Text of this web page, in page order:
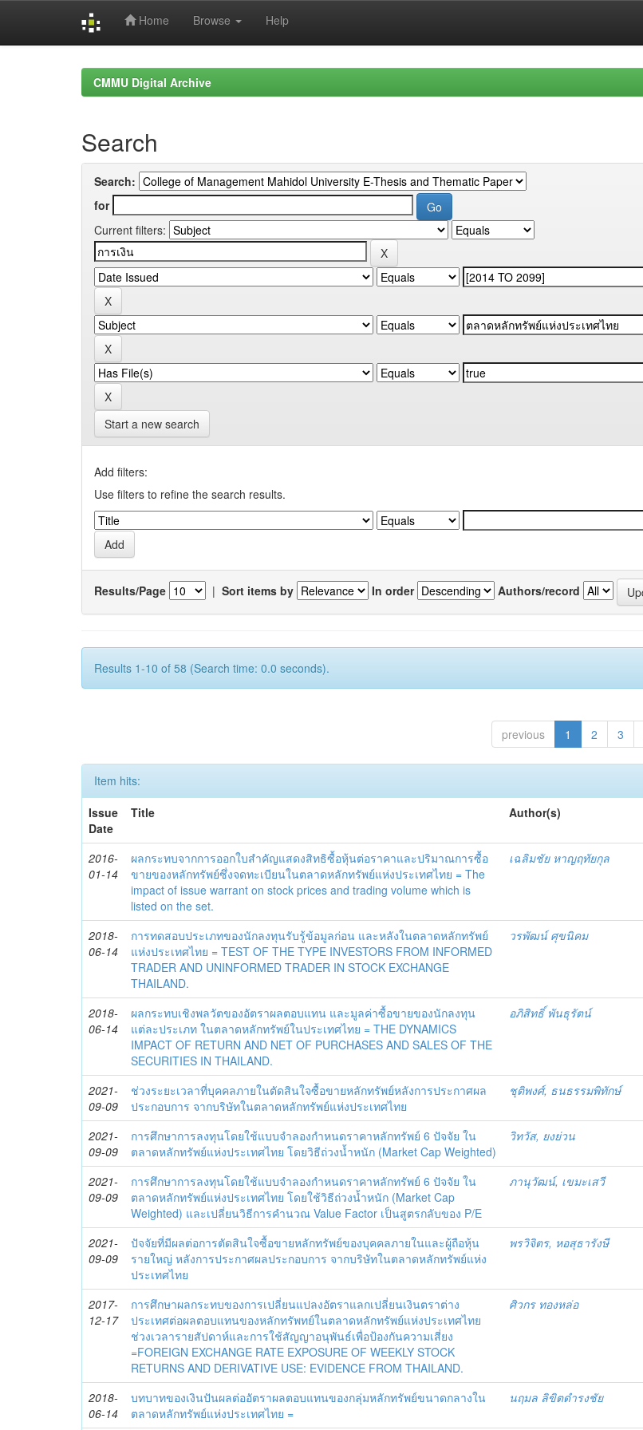
Home Browse Help
CMMU Digital Archive
Search
Search:
for
Current filters:
Start a new search
Add filters:
Use filters to refine the search results.
Results/Page | Sort items by In order Authors/record
Results 1-10 of 58 (Search time: 0.0 seconds).
previous 1 2 3
Item hits:
Issue
Date
Title Author(s)
2016-
01-14
ผลกระทบจากการออกใบสำคัญแสดงสิทธิซื้อหุ้นต่อราคาและปริมาณการซื้อ
ขายของหลักทรัพย์ซึ่งจดทะเบียนในตลาดหลักทรัพย์แห่งประเทศไทย = The
impact of issue warrant on stock prices and trading volume which is
listed on the set.
เฉลิมชัย หาญฤทัยกุล
2018-
06-14
การทดสอบประเภทของนักลงทุนรับรู้ข้อมูลก่อน และหลังในตลาดหลักทรัพย์
แห่งประเทศไทย = TEST OF THE TYPE INVESTORS FROM INFORMED
TRADER AND UNINFORMED TRADER IN STOCK EXCHANGE
THAILAND.
วรพัฒน์ ศุขนิคม
2018-
06-14
ผลกระทบเชิงพลวัตของอัตราผลตอบแทน และมูลค่าซื้อขายของนักลงทุน
แต่ละประเภท ในตลาดหลักทรัพย์ในประเทศไทย = THE DYNAMICS
IMPACT OF RETURN AND NET OF PURCHASES AND SALES OF THE
SECURITIES IN THAILAND.
อภิสิทธิ์ พันธุรัตน์
2021-
09-09
ช่วงระยะเวลาที่บุคคลภายในตัดสินใจซื้อขายหลักทรัพย์หลังการประกาศผล
ประกอบการ จากบริษัทในตลาดหลักทรัพย์แห่งประเทศไทย
ชุติพงศ์, ธนธรรมพิทักษ์
2021-
09-09
การศึกษาการลงทุนโดยใช้แบบจำลองกำหนดราคาหลักทรัพย์ 6 ปัจจัย ใน
ตลาดหลักทรัพย์แห่งประเทศไทย โดยวิธีถ่วงน้ำหนัก (Market Cap Weighted)
วิทวัส, ยงย่วน
2021-
09-09
การศึกษาการลงทุนโดยใช้แบบจำลองกำหนดราคาหลักทรัพย์ 6 ปัจจัย ใน
ตลาดหลักทรัพย์แห่งประเทศไทย โดยใช้วิธีถ่วงน้ำหนัก (Market Cap
Weighted) และเปลี่ยนวิธีการคำนวณ Value Factor เป็นสูตรกลับของ P/E
ภานุวัฒน์, เขมะเสวี
2021-
09-09
ปัจจัยที่มีผลต่อการตัดสินใจซื้อขายหลักทรัพย์ของบุคคลภายในและผู้ถือหุ้น
รายใหญ่ หลังการประกาศผลประกอบการ จากบริษัทในตลาดหลักทรัพย์แห่ง
ประเทศไทย
พรวิจิตร, หอสุธารังษี
2017-
12-17
การศึกษาผลกระทบของการเปลี่ยนแปลงอัตราแลกเปลี่ยนเงินตราต่าง
ประเทศต่อผลตอบแทนของหลักทรัพทย์ในตลาดหลักทรัพย์แห่งประเทศไทย
ช่วงเวลารายสัปดาห์และการใช้สัญญาอนุพันธ์เพื่อป้องกันความเสี่ยง
=FOREIGN EXCHANGE RATE EXPOSURE OF WEEKLY STOCK
RETURNS AND DERIVATIVE USE: EVIDENCE FROM THAILAND.
ศิวกร ทองหล่อ
2018-
06-14
บทบาทของเงินปันผลต่ออัตราผลตอบแทนของกลุ่มหลักทรัพย์ขนาดกลางใน
ตลาดหลักทรัพย์แห่งประเทศไทย =
นฤมล ลิขิตดำรงชัย